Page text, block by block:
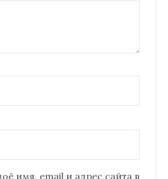
имя, email и адрес сайта в